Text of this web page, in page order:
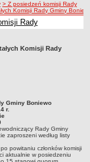
wybranych
> Z posiedzeń komisji Rady
Komisji Rady Gminy
Rady
Komisji Rady
Gminy Boniewo
r.
Rady Gminy
zaproszeni według listy
powitaniu członków komisji
aktualnie w posiedzeniu